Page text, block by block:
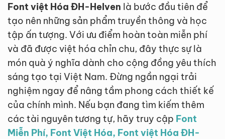
Font việt Hóa ĐH-Helven là bước đầu tiên để
tạo nên những sản phẩm truyền thông và học
tập ấn tượng. Với ưu điểm hoàn toàn miễn phí
và đã được việt hóa chỉn chu, đây thực sự là
món quà ý nghĩa dành cho cộng đồng yêu thích
sáng tạo tại Việt Nam. Đừng ngần ngại trải
nghiệm ngay để nâng tầm phong cách thiết kế
của chính mình. Nếu bạn đang tìm kiếm thêm
các tài nguyên tương tự, hãy truy cập Font
Miễn Phí, Font Việt Hóa, Font việt Hóa ĐH-